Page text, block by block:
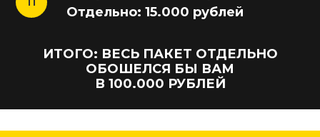
Отдельно: 15.000 рублей
ИТОГО: ВЕСЬ ПАКЕТ ОТДЕЛЬНО
ОБОШЕЛСЯ БЫ ВАМ
В 100.000 РУБЛЕЙ